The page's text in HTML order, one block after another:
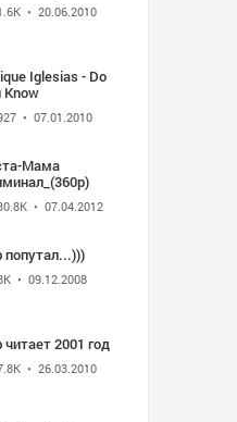
• 20.06.2010
Iglesias - Do
Know
• 07.01.2010
Мама
• 07.04.2012
попутал...)))
• 09.12.2008
читает 2001 год
• 26.03.2010